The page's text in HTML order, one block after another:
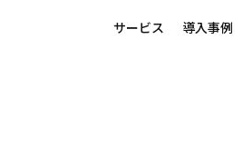
サービス 導入事例